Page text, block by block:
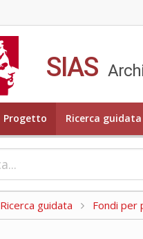
SIAS
Progetto Ricerca guidata
Ricerca guidata Fondi per